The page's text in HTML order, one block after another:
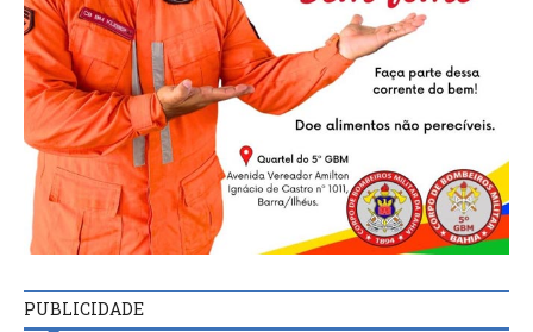
PUBLICIDADE